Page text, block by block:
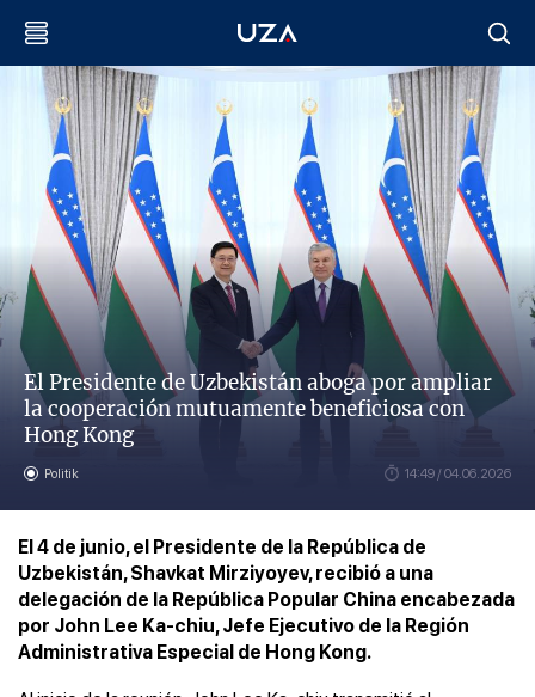
El Presidente de Uzbekistán aboga por ampliar
la cooperación mutuamente beneficiosa con
Hong Kong
Politik 14:49 / 04.06.2026
El 4 de junio, el Presidente de la República de
Uzbekistán, Shavkat Mirziyoyev, recibió a una
delegación de la República Popular China encabezada
por John Lee Ka-chiu, Jefe Ejecutivo de la Región
Administrativa Especial de Hong Kong.